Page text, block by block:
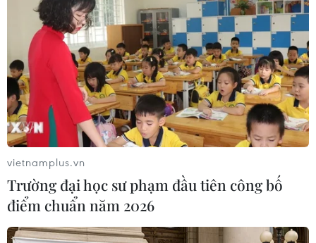
Một gia đình di chuyển từ đường Giải Phóng hướng đi quốc lộ 1.
(Ảnh: Hoàng Hiếu/TTXVN)
vietnamplus.vn
Trường đại học sư phạm đầu tiên công bố
điểm chuẩn năm 2026